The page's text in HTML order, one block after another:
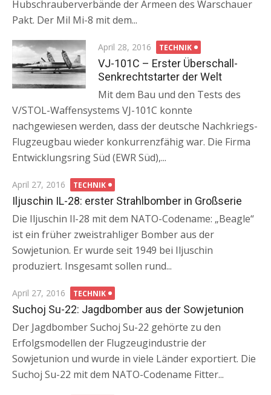
Hubschrauberverbände der Armeen des Warschauer
Pakt. Der Mil Mi-8 mit dem...
Posted
on
April 28, 2016 TECHNIK
VJ-101C – Erster Überschall-
Senkrechtstarter der Welt
Mit dem Bau und den Tests des
V/STOL-Waffensystems VJ-101C konnte
nachgewiesen werden, dass der deutsche Nachkriegs-
Flugzeugbau wieder konkurrenzfähig war. Die Firma
Entwicklungsring Süd (EWR Süd),...
Posted
on
April 27, 2016 TECHNIK
Iljuschin IL-28: erster Strahlbomber in Großserie
Die Iljuschin Il-28 mit dem NATO-Codename: „Beagle“
ist ein früher zweistrahliger Bomber aus der
Sowjetunion. Er wurde seit 1949 bei Iljuschin
produziert. Insgesamt sollen rund...
Posted
on
April 27, 2016 TECHNIK
Suchoj Su-22: Jagdbomber aus der Sowjetunion
Der Jagdbomber Suchoj Su-22 gehörte zu den
Erfolgsmodellen der Flugzeugindustrie der
Sowjetunion und wurde in viele Länder exportiert. Die
Suchoj Su-22 mit dem NATO-Codename Fitter...